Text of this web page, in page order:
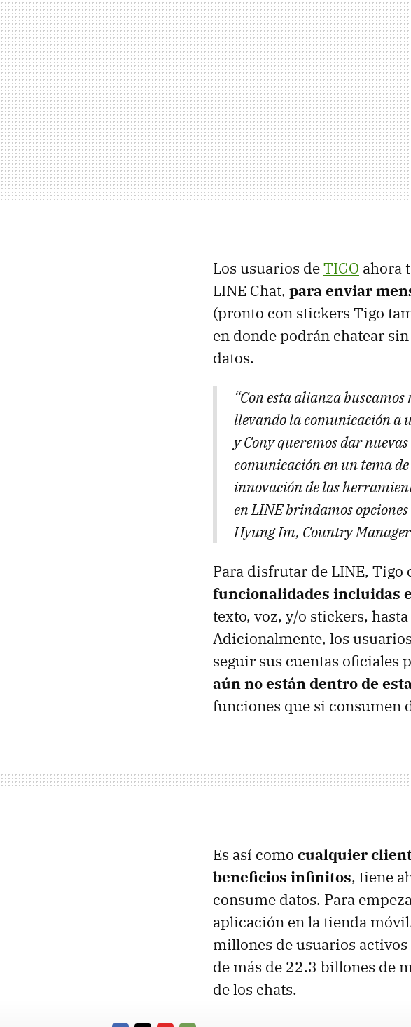
Los usuarios deTIGO ahora
LINE Chat, para enviar
(pronto con stickers Tigo
en donde podrán chatear
datos.
“Con esta alianza
llevando la comunicación a
y Cony queremos dar
comunicación en un tema
innovación de las
en LINE brindamos
Hyung Im, Country
Para disfrutar de LINE, Tigo
funcionalidades incluidas
texto, voz, y/o stickers,
Adicionalmente, los
seguir sus cuentas oficiales
aún no están dentro de
funciones que si consumen
Es así como cualquier
beneficios infinitos, tiene
consume datos. Para
aplicación en la tienda
millones de usuarios
de más de 22.3 billones de
de los chats.